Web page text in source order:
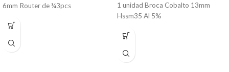
6mm Router de ¼3pcs
1 unidad Broca Cobalto 13mm
Hssm35 Al 5%